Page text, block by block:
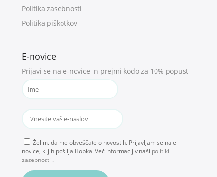
Politika zasebnosti
Politika piškotkov
E-novice
Prijavi se na e-novice in prejmi kodo za 10% popust
Želim, da me obveščate o novostih. Prijavljam se na e-
novice, ki jih pošilja Hopka. Več informacij v naši politiki
zasebnosti .